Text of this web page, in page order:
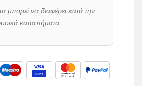
μπορεί να διαφέρει κατά την
καταστήματα.